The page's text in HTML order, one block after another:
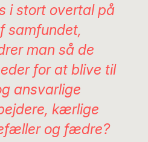
i stort overtal på
samfundet,
man så de
for at blive til
ansvarlige
kærlige
og fædre?